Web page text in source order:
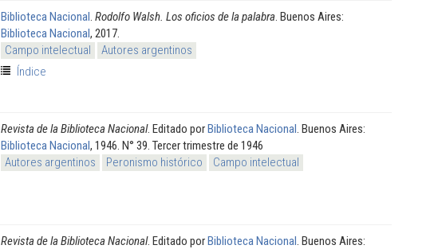
Biblioteca Nacional. Rodolfo Walsh. Los oficios de la palabra. Buenos Aires:
Biblioteca Nacional, 2017.
Campo intelectual
Autores argentinos
Índice
Revista de la Biblioteca Nacional. Editado porBiblioteca Nacional. Buenos Aires:
Biblioteca Nacional, 1946. N° 39. Tercer trimestre de 1946
Autores argentinos
Peronismo histórico Campo intelectual
Revista de la Biblioteca Nacional. Editado porBiblioteca Nacional. Buenos Aires: